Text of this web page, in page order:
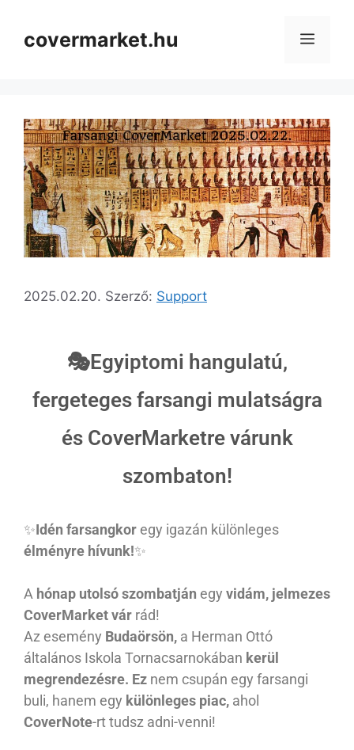
covermarket.hu
2025.02.20. Szerző: Support
🎭Egyiptomi hangulatú,
fergeteges farsangi mulatságra
és CoverMarketre várunk
szombaton!
✨Idén farsangkor egy igazán különleges
élményre hívunk!✨
A hónap utolsó szombatján egy vidám, jelmezes
CoverMarket vár rád!
Az esemény Budaörsön, a Herman Ottó
általános Iskola Tornacsarnokában kerül
megrendezésre. Ez nem csupán egy farsangi
buli, hanem egy különleges piac, ahol
CoverNote-rt tudsz adni-venni!